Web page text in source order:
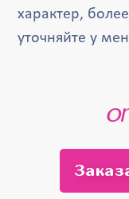
характер,
уточняйте у